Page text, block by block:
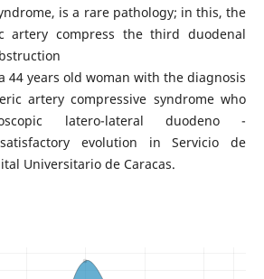
is a rare pathology; in this, the
artery compress the third duodenal
44 years old woman with the diagnosis
artery compressive syndrome who
latero-lateral duodeno -
evolution in Servicio de
Universitario de Caracas.